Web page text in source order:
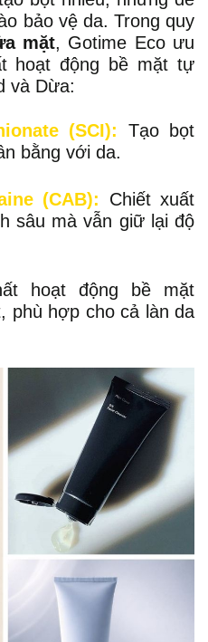
bảo vệ da. Trong quy
mặt, Gotime Eco ưu
hoạt động bề mặt tự
và Dừa:
(SCI):
Tạo bọt
bằng với da.
(CAB): Chiết xuất
sâu mà vẫn giữ lại độ
hoạt động bề mặt
phù hợp cho cả làn da